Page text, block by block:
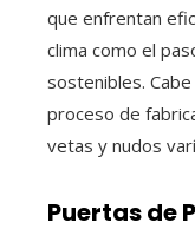
que enfrentan
clima como el
sostenibles.
proceso de
vetas y nudos
Puertas de